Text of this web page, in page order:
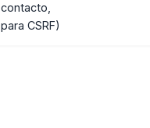
contacto,
para CSRF)